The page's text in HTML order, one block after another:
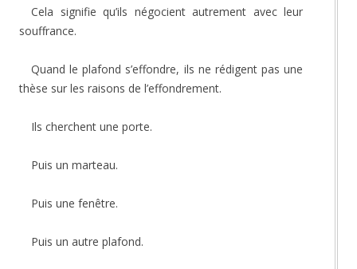
Cela signifie qu’ils négocient autrement avec leur
souffrance.
Quand le plafond s’effondre, ils ne rédigent pas une
thèse sur les raisons de l’effondrement.
Ils cherchent une porte.
Puis un marteau.
Puis une fenêtre.
Puis un autre plafond.